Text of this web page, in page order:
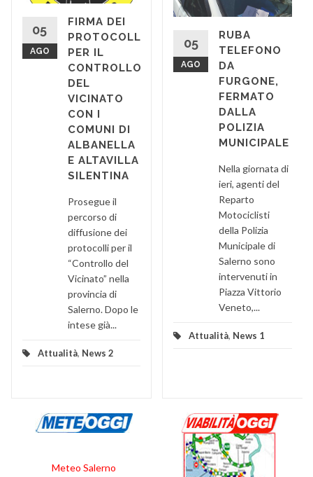
05
AGO
FIRMA DEI
PROTOCOLLI
PER IL
CONTROLLO
DEL
VICINATO
CON I
COMUNI DI
ALBANELLA
E ALTAVILLA
SILENTINA
Prosegue il
percorso di
diffusione dei
protocolli per il
“Controllo del
Vicinato” nella
provincia di
Salerno. Dopo le
intese già...
Attualità, News 2
05
AGO
RUBA
TELEFONO
DA
FURGONE,
FERMATO
DALLA
POLIZIA
MUNICIPALE
Nella giornata di
ieri, agenti del
Reparto
Motociclisti
della Polizia
Municipale di
Salerno sono
intervenuti in
Piazza Vittorio
Veneto,...
Attualità, News 1
Meteo Salerno